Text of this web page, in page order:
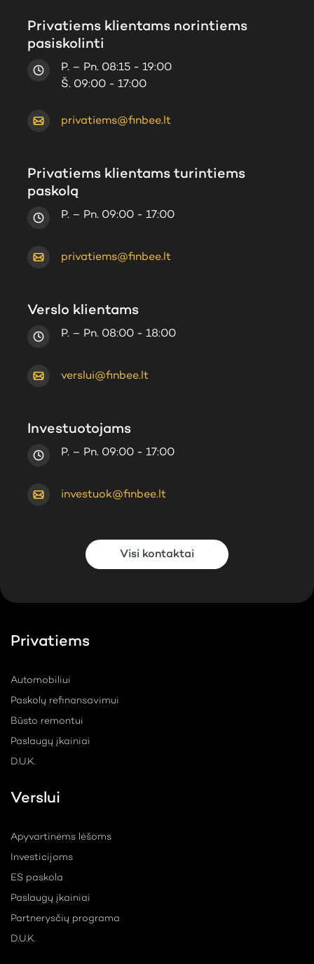
Privatiems klientams norintiems
pasiskolinti
P. – Pn. 08:15 - 19:00
Š. 09:00 - 17:00
privatiems@finbee.lt
Privatiems klientams turintiems
paskolą
P. – Pn. 09:00 - 17:00
privatiems@finbee.lt
Verslo klientams
P. – Pn. 08:00 - 18:00
verslui@finbee.lt
Investuotojams
P. – Pn. 09:00 - 17:00
investuok@finbee.lt
Visi kontaktai
Privatiems
Automobiliui
Paskolų refinansavimui
Būsto remontui
Paslaugų įkainiai
D.U.K.
Verslui
Apyvartinėms lėšoms
Investicijoms
ES paskola
Paslaugų įkainiai
Partnerysčių programa
D.U.K.